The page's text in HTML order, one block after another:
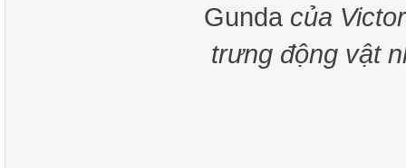
Gunda của
trưng động vật